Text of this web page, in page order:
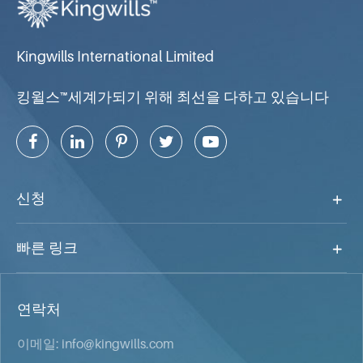
Kingwills International Limited
킹윌스™세계가되기 위해 최선을 다하고 있습니다
신청
빠른 링크
연락처
이메일: info@kingwills.com